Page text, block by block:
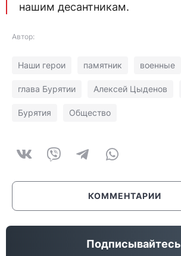
нашим десантникам.
Автор:
Наши герои памятник военные
глава Бурятии Алексей Цыденов
Бурятия Общество
КОММЕНТАРИИ
Подписывайтесь